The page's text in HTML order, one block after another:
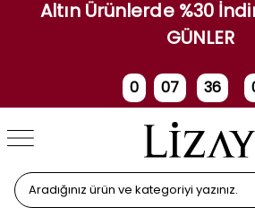
Altın Ürünlerde %30
GÜNLER
0
Gün
07
Saat
36